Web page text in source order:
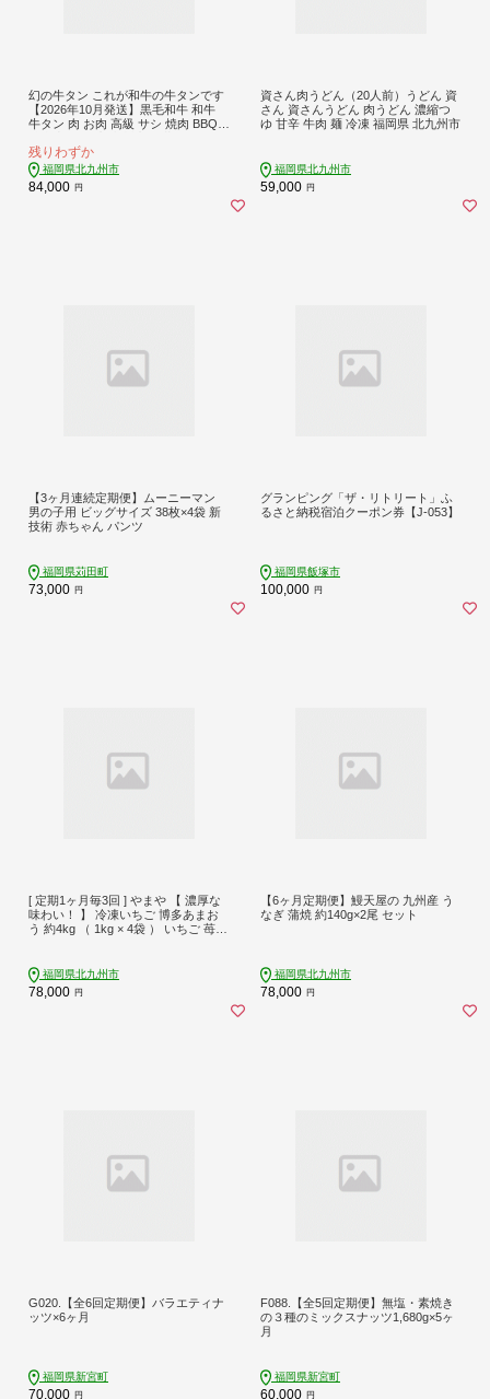
幻の牛タン これが和牛の牛タンです
【2026年10月発送】黒毛和牛 和牛
牛タン 肉 お肉 高級 サシ 焼肉 BBQ
残りわずか
福岡県北九州市
84,000 円
資さん肉うどん（20人前）うどん 資
さん 資さんうどん 肉うどん 濃縮つ
ゆ 甘辛 牛肉 麺 冷凍 福岡県 北九州市
福岡県北九州市
59,000 円
【3ヶ月連続定期便】ムーニーマン
男の子用 ビッグサイズ 38枚×4袋 新
技術 赤ちゃん パンツ
福岡県苅田町
73,000 円
グランピング「ザ・リトリート」ふ
るさと納税宿泊クーポン券【J-053】
福岡県飯塚市
100,000 円
[ 定期1ヶ月毎3回 ] やまや 【 濃厚な
味わい！ 】 冷凍いちご 博多あまお
う 約4kg （ 1kg × 4袋 ） いちご 苺
岡県産 ジャム スムージー ヨーグル
ト 果実 果肉 定期 定期配送
福岡県北九州市
78,000 円
【6ヶ月定期便】鰻天屋の 九州産 う
なぎ 蒲焼 約140g×2尾 セット
福岡県北九州市
78,000 円
G020.【全6回定期便】バラエティナ
ッツ×6ヶ月
福岡県新宮町
70,000 円
F088.【全5回定期便】無塩・素焼き
の３種のミックスナッツ1,680g×5ヶ
月
福岡県新宮町
60,000 円